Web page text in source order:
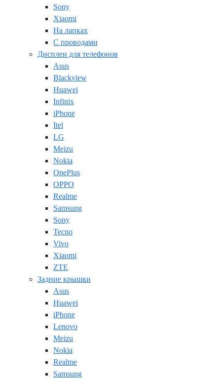
Sony
Xiaomi
На лапках
С проводами
Дисплеи для телефонов
Asus
Blackview
Huawei
Infinix
iPhone
Itel
LG
Meizu
Nokia
OnePlus
OPPO
Realme
Samsung
Sony
Tecno
Vivo
Xiaomi
ZTE
Задние крышки
Asus
Huawei
iPhone
Lenovo
Meizu
Nokia
Realme
Samsung